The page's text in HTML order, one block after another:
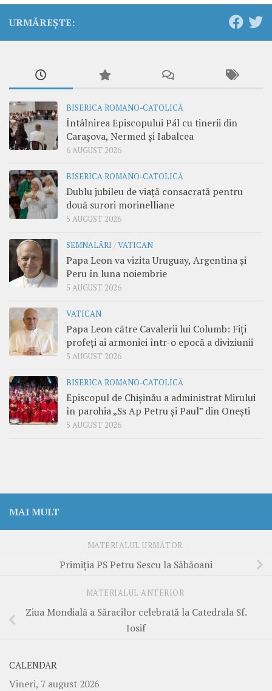
URMĂREȘTE:
BISERICA ROMANO-CATOLICĂ
Întâlnirea Episcopului Pál cu tinerii din
Carașova, Nermed și Iabalcea
6 AUGUST 2026
BISERICA ROMANO-CATOLICĂ
Dublu jubileu de viață consacrată pentru
două surori morinelliane
5 AUGUST 2026
SEMNALĂRI /VATICAN
Papa Leon va vizita Uruguay, Argentina și
Peru în luna noiembrie
5 AUGUST 2026
VATICAN
Papa Leon către Cavalerii lui Columb: Fiți
profeți ai armoniei într-o epocă a diviziunii
5 AUGUST 2026
BISERICA ROMANO-CATOLICĂ
Episcopul de Chișinău a administrat Mirului
în parohia „Ss Ap Petru și Paul” din Onești
5 AUGUST 2026
MAI MULT
MATERIALUL URMĂTOR
Primiția PS Petru Sescu la Săbăoani
MATERIALUL ANTERIOR
Ziua Mondială a Săracilor celebrată la Catedrala Sf.
Iosif
CALENDAR
Vineri, 7 august 2026